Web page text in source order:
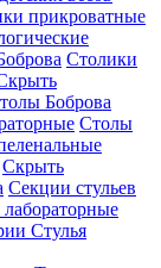
прикроватные
Столики
Боброва
Столы
Скрыть
Секции стульев
лабораторные
Стулья